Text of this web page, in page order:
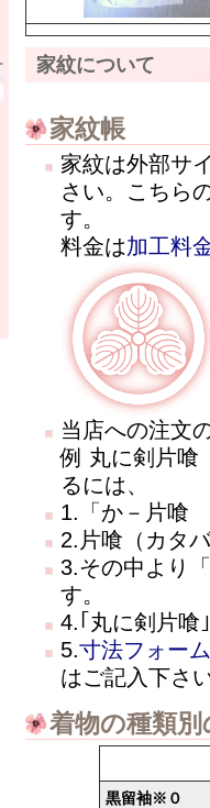
家紋について
家紋帳
家紋は外部サ
さい。こちら
す。
料金は加工料
当店への注文
例 丸に剣片喰
るには、
1.「か－片喰
2.片喰（カタ
3.その中より
す。
4.｢丸に剣片喰
5.寸法フォーム
はご記入下さ
着物の種類
黒留袖※０